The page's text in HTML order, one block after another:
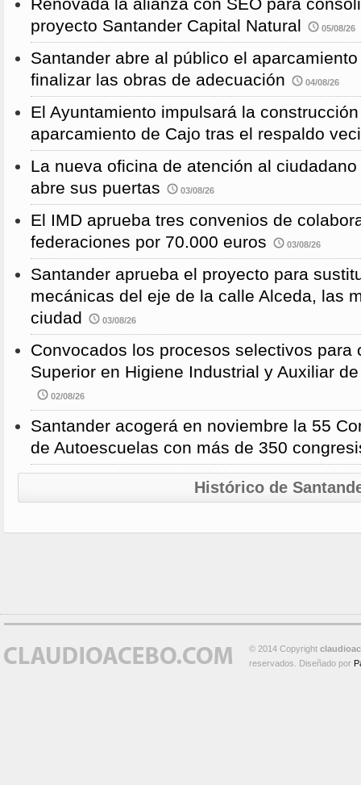
Renovada la alianza con SEO para
proyecto Santander Capital Natural
05/08/26
Santander abre al público el
finalizar las obras de adecuación
04/08/26
El Ayuntamiento impulsará la
aparcamiento de Cajo tras el respaldo
La nueva oficina de atención al
abre sus puertas
03/08/26
El IMD aprueba tres convenios de
federaciones por 70.000 euros
03/08/26
Santander aprueba el proyecto para
mecánicas del eje de la calle Alceda, las
ciudad
03/08/26
Convocados los procesos selectivos para
Superior en Higiene Industrial y Auxiliar
02/08/26
Santander acogerá en noviembre la 55
de Autoescuelas con más de 350
Histórico de
© 2014 Copyright
reservados. Diseñado por